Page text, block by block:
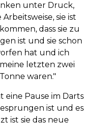
unter Druck,
sie ist
dass sie zu
ist und sie schon
hat und ich
letzten zwei
waren."
eine Pause im Darts
ist und es
ist sie das neue